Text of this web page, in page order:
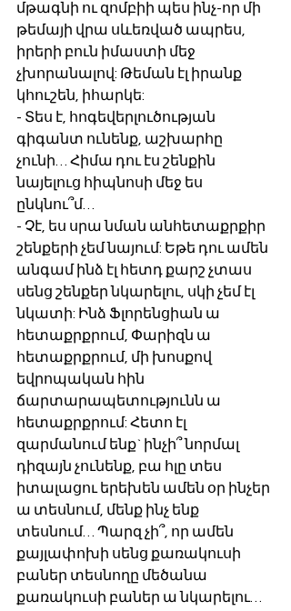
մթագնի ու զոմբիի պես ինչ-որ մի
թեմայի վրա սևեռված ապրես,
իրերի բուն իմաստի մեջ
չխորանալով: Թեման էլ իրանք
կհուշեն, իհարկե:
- Տես է, հոգեվերլուծության
գիգանտ ունենք, աշխարհը
չունի… Հիմա դու էս շենքին
նայելուց հիպնոսի մեջ ես
ընկնու՞մ…
- Չէ, ես սրա նման անհետաքրքիր
շենքերի չեմ նայում: Եթե դու ամեն
անգամ ինձ էլ հետդ քարշ չտաս
սենց շենքեր նկարելու, սկի չեմ էլ
նկատի: Ինձ Ֆլորենցիան ա
հետաքրքրում, Փարիզն ա
հետաքրքրում, մի խոսքով
եվրոպական հին
ճարտարապետությունն ա
հետաքրքրում: Հետո էլ
զարմանում ենք` ինչի՞ նորմալ
դիզայն չունենք, բա հլը տես
իտալացու երեխեն ամեն օր ինչեր
ա տեսնում, մենք ինչ ենք
տեսնում… Պարզ չի՞, որ ամեն
քայլափոխի սենց քառակուսի
բաներ տեսնողը մեծանա
քառակուսի բաներ ա նկարելու…